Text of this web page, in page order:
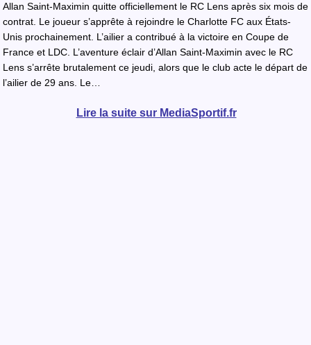
Allan Saint-Maximin quitte officiellement le RC Lens après six mois de
contrat. Le joueur s’apprête à rejoindre le Charlotte FC aux États-
Unis prochainement. L’ailier a contribué à la victoire en Coupe de
France et LDC. L’aventure éclair d’Allan Saint-Maximin avec le RC
Lens s’arrête brutalement ce jeudi, alors que le club acte le départ de
l’ailier de 29 ans. Le…
Lire la suite sur MediaSportif.fr